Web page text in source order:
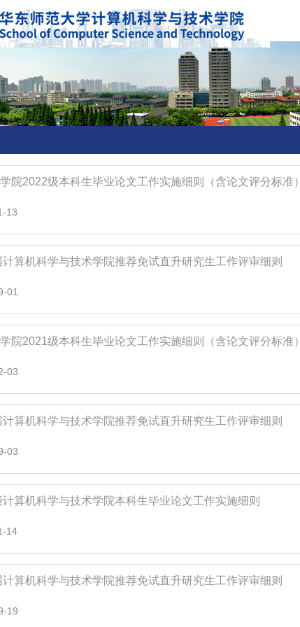
院2022级本科生毕业论文工作实施细则（含论文评分标准）
13
计算机科学与技术学院推荐免试直升研究生工作评审细则
01
院2021级本科生毕业论文工作实施细则（含论文评分标准）
03
计算机科学与技术学院推荐免试直升研究生工作评审细则
03
计算机科学与技术学院本科生毕业论文工作实施细则
14
计算机科学与技术学院推荐免试直升研究生工作评审细则
19